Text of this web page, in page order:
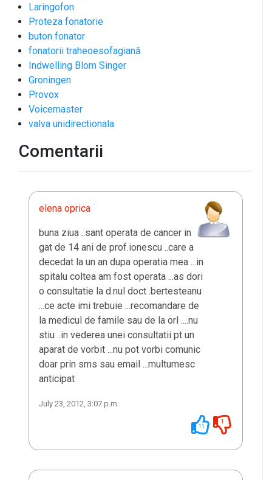
Laringofon
Proteza fonatorie
buton fonator
fonatorii traheoesofagiană
Indwelling Blom Singer
Groningen
Provox
Voicemaster
valva unidirectionala
Comentarii
elena oprica
buna ziua ..sant operata de cancer in
gat de 14 ani de prof.ionescu ..care a
decedat la un an dupa operatia mea ...in
spitalu coltea am fost operata ...as dori
o consultatie la d.nul doct .bertesteanu
...ce acte imi trebuie ...recomandare de
la medicul de famile sau de la orl ....nu
stiu ..in vederea unei consultatii pt un
aparat de vorbit ...nu pot vorbi comunic
doar prin sms sau email ...multumesc
anticipat
July 23, 2012, 3:07 p.m.
11
1